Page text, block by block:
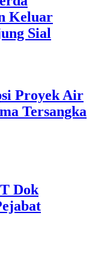
Keluar
Sial
Proyek Air
Tersangka
Dok